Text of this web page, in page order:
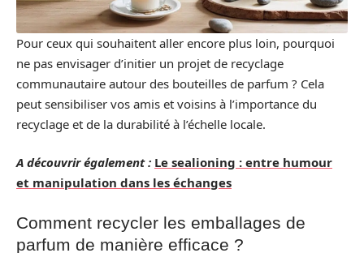
Pour ceux qui souhaitent aller encore plus loin, pourquoi
ne pas envisager d’initier un projet de recyclage
communautaire autour des bouteilles de parfum ? Cela
peut sensibiliser vos amis et voisins à l’importance du
recyclage et de la durabilité à l’échelle locale.
A découvrir également : Le sealioning : entre humour
et manipulation dans les échanges
Comment recycler les emballages de
parfum de manière efficace ?